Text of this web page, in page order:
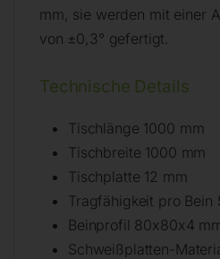
mm, sie werden mit einer
von ±0,3° gefertigt.
Technische Details
Tischlänge 1000 mm
Tischbreite 1000 mm
Tischplatte 12 mm
Tragfähigkeit pro Bein
Beinprofil 80x80x4
Schweißplatten-